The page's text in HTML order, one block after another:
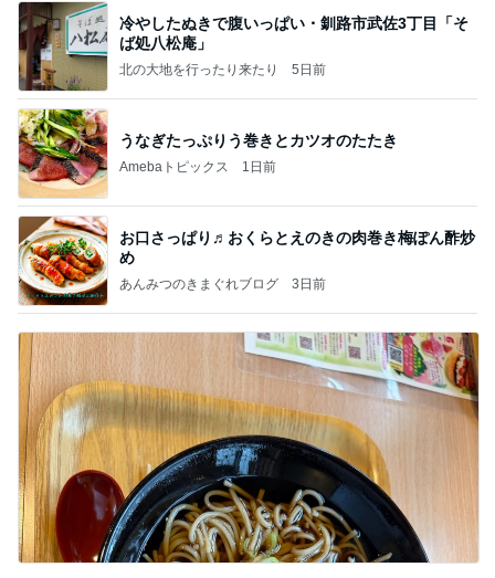
冷やしたぬきで腹いっぱい・釧路市武佐3丁目「そ
ば処八松庵」
北の大地を行ったり来たり 5日前
うなぎたっぷりう巻きとカツオのたたき
Amebaトピックス 1日前
お口さっぱり♬おくらとえのきの肉巻き梅ぽん酢炒
め
あんみつのきまぐれブログ 3日前